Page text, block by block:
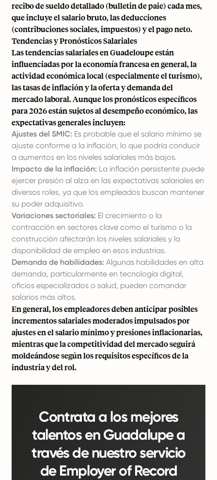
recibo de sueldo detallado (bulletin de paie) cada mes,
que incluye el salario bruto, las deducciones
(contribuciones sociales, impuestos) y el pago neto.
Tendencias y Pronósticos Salariales
Las tendencias salariales en Guadeloupe están
influenciadas por la economía francesa en general, la
actividad económica local (especialmente el turismo),
las tasas de inflación y la oferta y demanda del
mercado laboral. Aunque los pronósticos específicos
para 2026 están sujetos al desempeño económico, las
expectativas generales incluyen:
Ajustes del SMIC: Es probable que el salario mínimo se
ajuste conforme a la inflación, lo que podría conducir
a aumentos en los niveles salariales más bajos.
Impacto de la inflación: La inflación persistente puede
ejercer presión al alza en las expectativas salariales en
diversos roles, ya que los empleados buscan mantener
su poder adquisitivo.
Variaciones sectoriales: El crecimiento o la
contracción en sectores clave como el turismo o la
construcción afectarán los niveles salariales y la
disponibilidad de empleo en esos industrias.
Demanda de habilidades: Algunas habilidades en alta
demanda, particularmente en tecnología digital,
oficios especializados o salud, pueden comandar
salarios más altos.
En general, los empleadores deben anticipar posibles
incrementos salariales moderados impulsados por
ajustes en el salario mínimo y presiones inflacionarias,
mientras que la competitividad del mercado seguirá
moldeándose según los requisitos específicos de la
industria y del rol.
Contrata a los mejores
talentos en Guadalupe a
través de nuestro servicio
de Employer of Record